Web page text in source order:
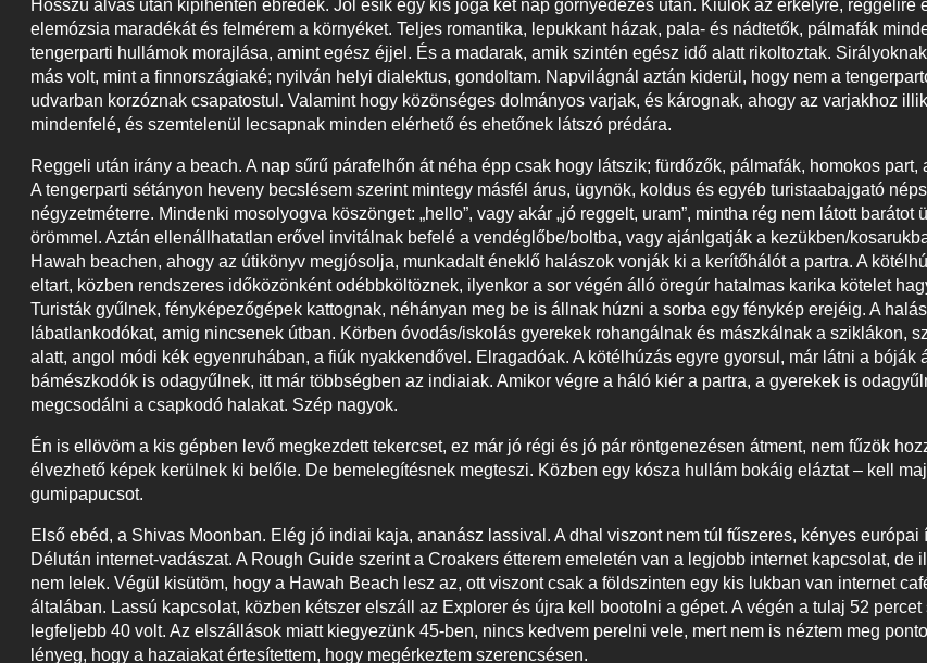
Hosszú alvás után kipihenten ébredek. Jól esik egy kis jóga két nap görnyedezés után. Kiülök az erkélyre, reggelire
elemózsia maradékát és felmérem a környéket. Teljes romantika, lepukkant házak, pala- és nádtetők, pálmafák
tengerparti hullámok morajlása, amint egész éjjel. És a madarak, amik szintén egész idő alatt rikoltoztak.
más volt, mint a finnországiaké; nyilván helyi dialektus, gondoltam. Napvilágnál aztán kiderül, hogy nem a
udvarban korzóznak csapatostul. Valamint hogy közönséges dolmányos varjak, és kárognak, ahogy az varjakhoz
mindenfelé, és szemtelenül lecsapnak minden elérhető és ehetőnek látszó prédára.
Reggeli után irány a beach. A nap sűrű párafelhőn át néha épp csak hogy látszik; fürdőzők, pálmafák, homokos
A tengerparti sétányon heveny becslésem szerint mintegy másfél árus, ügynök, koldus és egyéb turistaabajgató
négyzetméterre. Mindenki mosolyogva köszönget: „hello”, vagy akár „jó reggelt, uram”, mintha rég nem látott barátot
örömmel. Aztán ellenállhatatlan erővel invitálnak befelé a vendéglőbe/boltba, vagy ajánlgatják a kezükben/
Hawah beachen, ahogy az útikönyv megjósolja, munkadalt éneklő halászok vonják ki a kerítőhálót a partra. A
eltart, közben rendszeres időközönként odébbköltöznek, ilyenkor a sor végén álló öregúr hatalmas karika kötelet
Turisták gyűlnek, fényképezőgépek kattognak, néhányan meg be is állnak húzni a sorba egy fénykép erejéig. A
lábatlankodókat, amig nincsenek útban. Körben óvodás/iskolás gyerekek rohangálnak és mászkálnak a sziklákon,
alatt, angol módi kék egyenruhában, a fiúk nyakkendővel. Elragadóak. A kötélhúzás egyre gyorsul, már látni a bóják
bámészkodók is odagyűlnek, itt már többségben az indiaiak. Amikor végre a háló kiér a partra, a gyerekek is
megcsodálni a csapkodó halakat. Szép nagyok.
Én is ellövöm a kis gépben levő megkezdett tekercset, ez már jó régi és jó pár röntgenezésen átment, nem fűzök
élvezhető képek kerülnek ki belőle. De bemelegítésnek megteszi. Közben egy kósza hullám bokáig eláztat – kell
gumipapucsot.
Első ebéd, a Shivas Moonban. Elég jó indiai kaja, ananász lassival. A dhal viszont nem túl fűszeres, kényes
Délután internet-vadászat. A Rough Guide szerint a Croakers étterem emeletén van a legjobb internet kapcsolat, de
nem lelek. Végül kisütöm, hogy a Hawah Beach lesz az, ott viszont csak a földszinten egy kis lukban van internet
általában. Lassú kapcsolat, közben kétszer elszáll az Explorer és újra kell bootolni a gépet. A végén a tulaj 52
legfeljebb 40 volt. Az elszállások miatt kiegyezünk 45-ben, nincs kedvem perelni vele, mert nem is néztem meg
lényeg, hogy a hazaiakat értesítettem, hogy megérkeztem szerencsésen.